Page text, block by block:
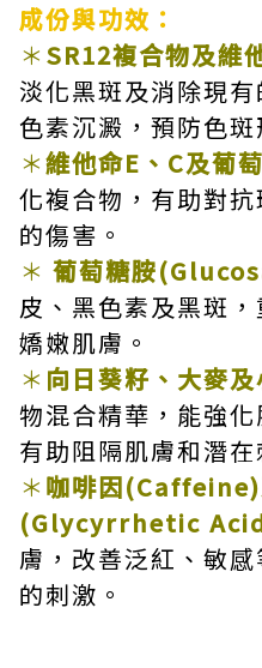
成份與功效：
＊ SR12複合物及維
淡化黑斑及消除現
色素沉澱，預防色斑
＊維他命E 、 C及葡
化複合物，有助對
的傷害。
＊ 葡萄糖胺
皮、黑色素及黑斑
嬌嫩肌膚。
＊ 向日葵籽、大麥
物混合精華，能強
有助阻隔肌膚和潛在
＊ 咖啡因(Caffeine)
(Glycyrrhetic
膚，改善泛紅、敏
的刺激。